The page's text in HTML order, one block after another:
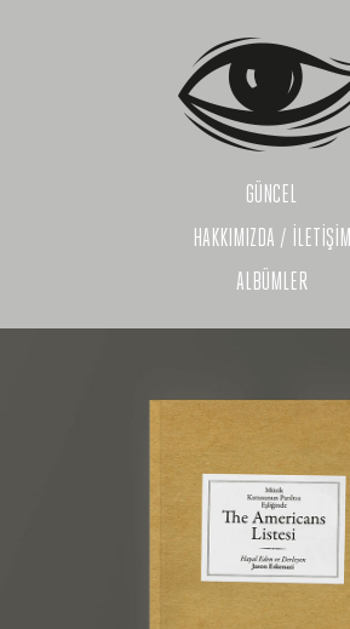
GÜNCEL
HAKKIMIZDA / İLETİŞİM
ALBÜMLER